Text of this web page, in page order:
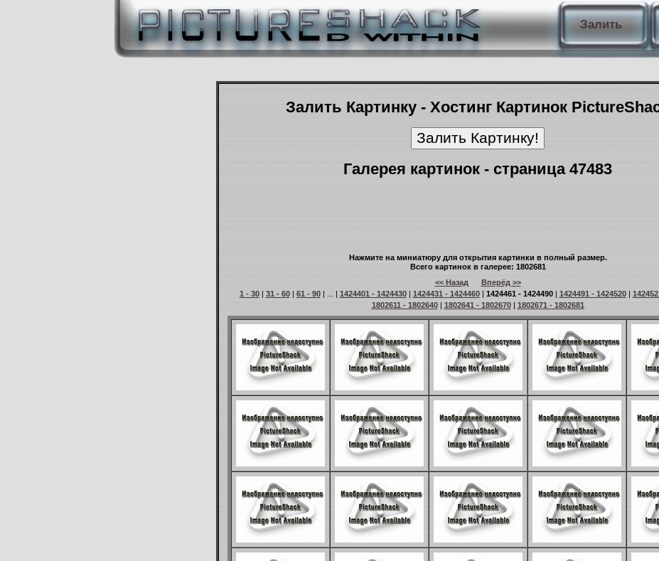
Залить
Залить Картинку - Хостинг Картинок
Галерея картинок - страница 47483
Нажмите на миниатюру для открытия картинки в полный размер.
Всего картинок в галерее: 1802681
<< Назад
Вперёд >>
1 - 30| 31 - 60| 61 - 90| ... | 1424401 - 1424430| 1424431 - 1424460| 1424461 - 1424490| 1424491 - 1424520|
1802611 - 1802640| 1802641 - 1802670| 1802671 - 1802681